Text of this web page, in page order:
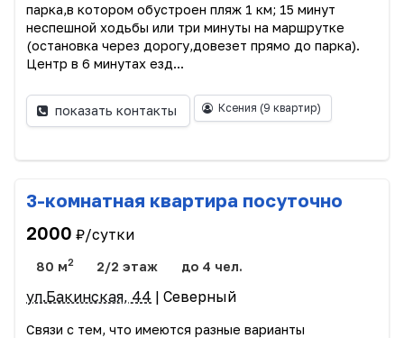
парка,в котором обустроен пляж 1 км; 15 минут
неспешной ходьбы или три минуты на маршрутке
(остановка через дорогу,довезет прямо до парка).
Центр в 6 минутах езд...
показать контакты Ксения (9 квартир)
3-комнатная квартира посуточно
2000 ₽/сутки
80 м2 2/2 этаж до 4 чел.
ул.Бакинская, 44 | Северный
Связи с тем, что имеются разные варианты